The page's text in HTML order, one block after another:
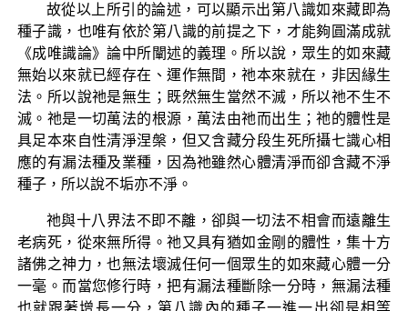
故從以上所引的論述，可以顯示出第八識如來藏即為
種子識，也唯有依於第八識的前提之下，才能夠圓滿成就
《成唯識論》論中所闡述的義理。所以說，眾生的如來藏
無始以來就已經存在、運作無間，祂本來就在，非因緣生
法。所以說祂是無生；既然無生當然不滅，所以祂不生不
滅。祂是一切萬法的根源，萬法由祂而出生；祂的體性是
具足本來自性清淨涅槃，但又含藏分段生死所攝七識心相
應的有漏法種及業種，因為祂雖然心體清淨而卻含藏不淨
種子，所以說不垢亦不淨。
祂與十八界法不即不離，卻與一切法不相會而遠離生
老病死，從來無所得。祂又具有猶如金剛的體性，集十方
諸佛之神力，也無法壞滅任何一個眾生的如來藏心體一分
一毫。而當您修行時，把有漏法種斷除一分時，無漏法種
也就跟著增長一分，第八識內的種子一進一出卻是相等